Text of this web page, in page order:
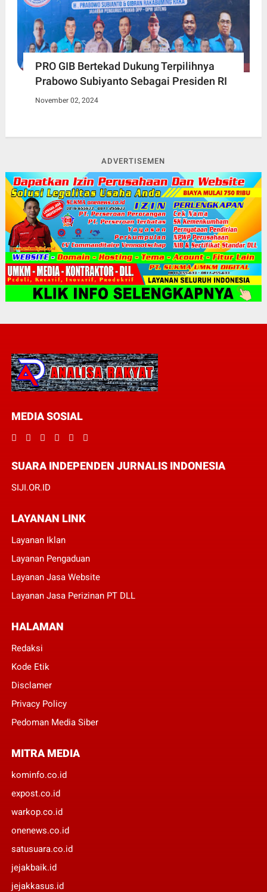
PRO GIB Bertekad Dukung Terpilihnya
Prabowo Subiyanto Sebagai Presiden RI
November 02, 2024
ADVERTISEMEN
MEDIA SOSIAL
SUARA INDEPENDEN JURNALIS INDONESIA
SIJI.OR.ID
LAYANAN LINK
Layanan Iklan
Layanan Pengaduan
Layanan Jasa Website
Layanan Jasa Perizinan PT DLL
HALAMAN
Redaksi
Kode Etik
Disclamer
Privacy Policy
Pedoman Media Siber
MITRA MEDIA
kominfo.co.id
expost.co.id
warkop.co.id
onenews.co.id
satusuara.co.id
jejakbaik.id
jejakkasus.id